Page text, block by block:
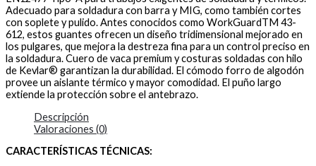
Adecuado para soldadura con barra y MIG, como también cortes
con soplete y pulido. Antes conocidos como WorkGuardTM 43-
612, estos guantes ofrecen un diseño tridimensional mejorado en
los pulgares, que mejora la destreza fina para un control preciso en
la soldadura. Cuero de vaca premium y costuras soldadas con hilo
de Kevlar® garantizan la durabilidad. El cómodo forro de algodón
provee un aislante térmico y mayor comodidad. El puño largo
extiende la protección sobre el antebrazo.
Descripción
Valoraciones (0)
CARACTERÍSTICAS TÉCNICAS: